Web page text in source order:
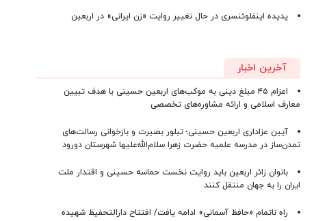
پدیده اینفلوئنسری در حال تغییر روایت «زن ایرانی» در اربعین
آخرین اخبار
اعزام ۴۵ مبلغ دینی به موکب‌های اربعین حسینی با هدف تبیین
معارف اسلامی و ارائه مشاوره‌های تخصصی
آیین عزاداری اربعین حسینی؛ تبلور بصیرت و بازخوانی رسالت‌های
تمدن‌ساز در مدرسه علمیه حضرت زهرا سلام‌الله‌علیها شهرستان دورود
بانوان زائر اربعین باید روایت نخست حماسه حسینی و اقتدار ملت
ایران را به جهان منتقل کنند
راه ناتمام «حافظ آسمانی» ادامه یافت/ افتتاح دارالتحفیظ شهیده